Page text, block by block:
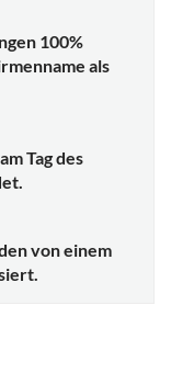
100%
als
Tag des
von einem